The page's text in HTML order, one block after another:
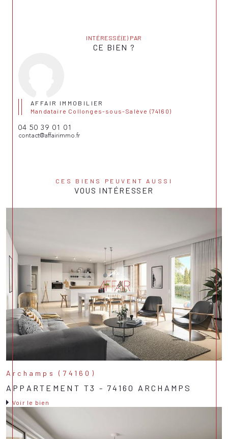
INTÉRESSÉ(E) PAR
CE BIEN ?
AFFAIR IMMOBILIER
Mandataire Collonges-sous-Salève (74160)
04 50 39 01 01
contact@affairimmo.fr
CES BIENS PEUVENT AUSSI
VOUS INTÉRESSER
Archamps (74160)
APPARTEMENT T3 - 74160 ARCHAMPS
Voir le bien